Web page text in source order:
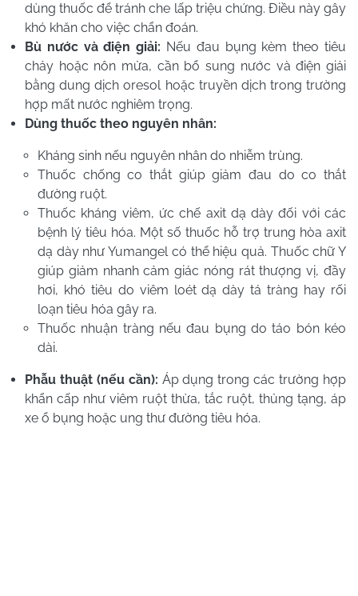
dùng thuốc để tránh che lấp triệu chứng. Điều này gây
khó khăn cho việc chẩn đoán.
Bù nước và điện giải: Nếu đau bụng kèm theo tiêu
chảy hoặc nôn mửa, cần bổ sung nước và điện giải
bằng dung dịch oresol hoặc truyền dịch trong trường
hợp mất nước nghiêm trọng.
Dùng thuốc theo nguyên nhân:
Kháng sinh nếu nguyên nhân do nhiễm trùng.
Thuốc chống co thắt giúp giảm đau do co thắt
đường ruột.
Thuốc kháng viêm, ức chế axit dạ dày đối với các
bệnh lý tiêu hóa. Một số thuốc hỗ trợ trung hòa axit
dạ dày như Yumangel có thể hiệu quả. Thuốc chữ Y
giúp giảm nhanh cảm giác nóng rát thượng vị, đầy
hơi, khó tiêu do viêm loét dạ dày tá tràng hay rối
loạn tiêu hóa gây ra.
Thuốc nhuận tràng nếu đau bụng do táo bón kéo
dài.
Phẫu thuật (nếu cần): Áp dụng trong các trường hợp
khẩn cấp như viêm ruột thừa, tắc ruột, thủng tạng, áp
xe ổ bụng hoặc ung thư đường tiêu hóa.